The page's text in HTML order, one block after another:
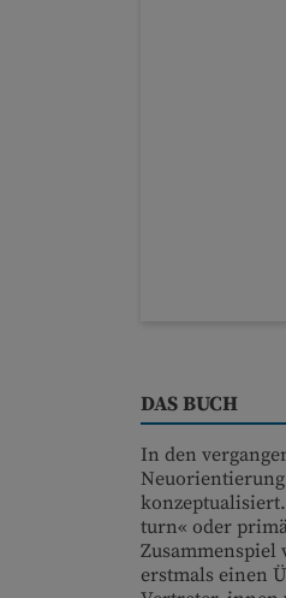
DAS BUCH
In den
turn« oder
Zusammenspiel
erstmals einen